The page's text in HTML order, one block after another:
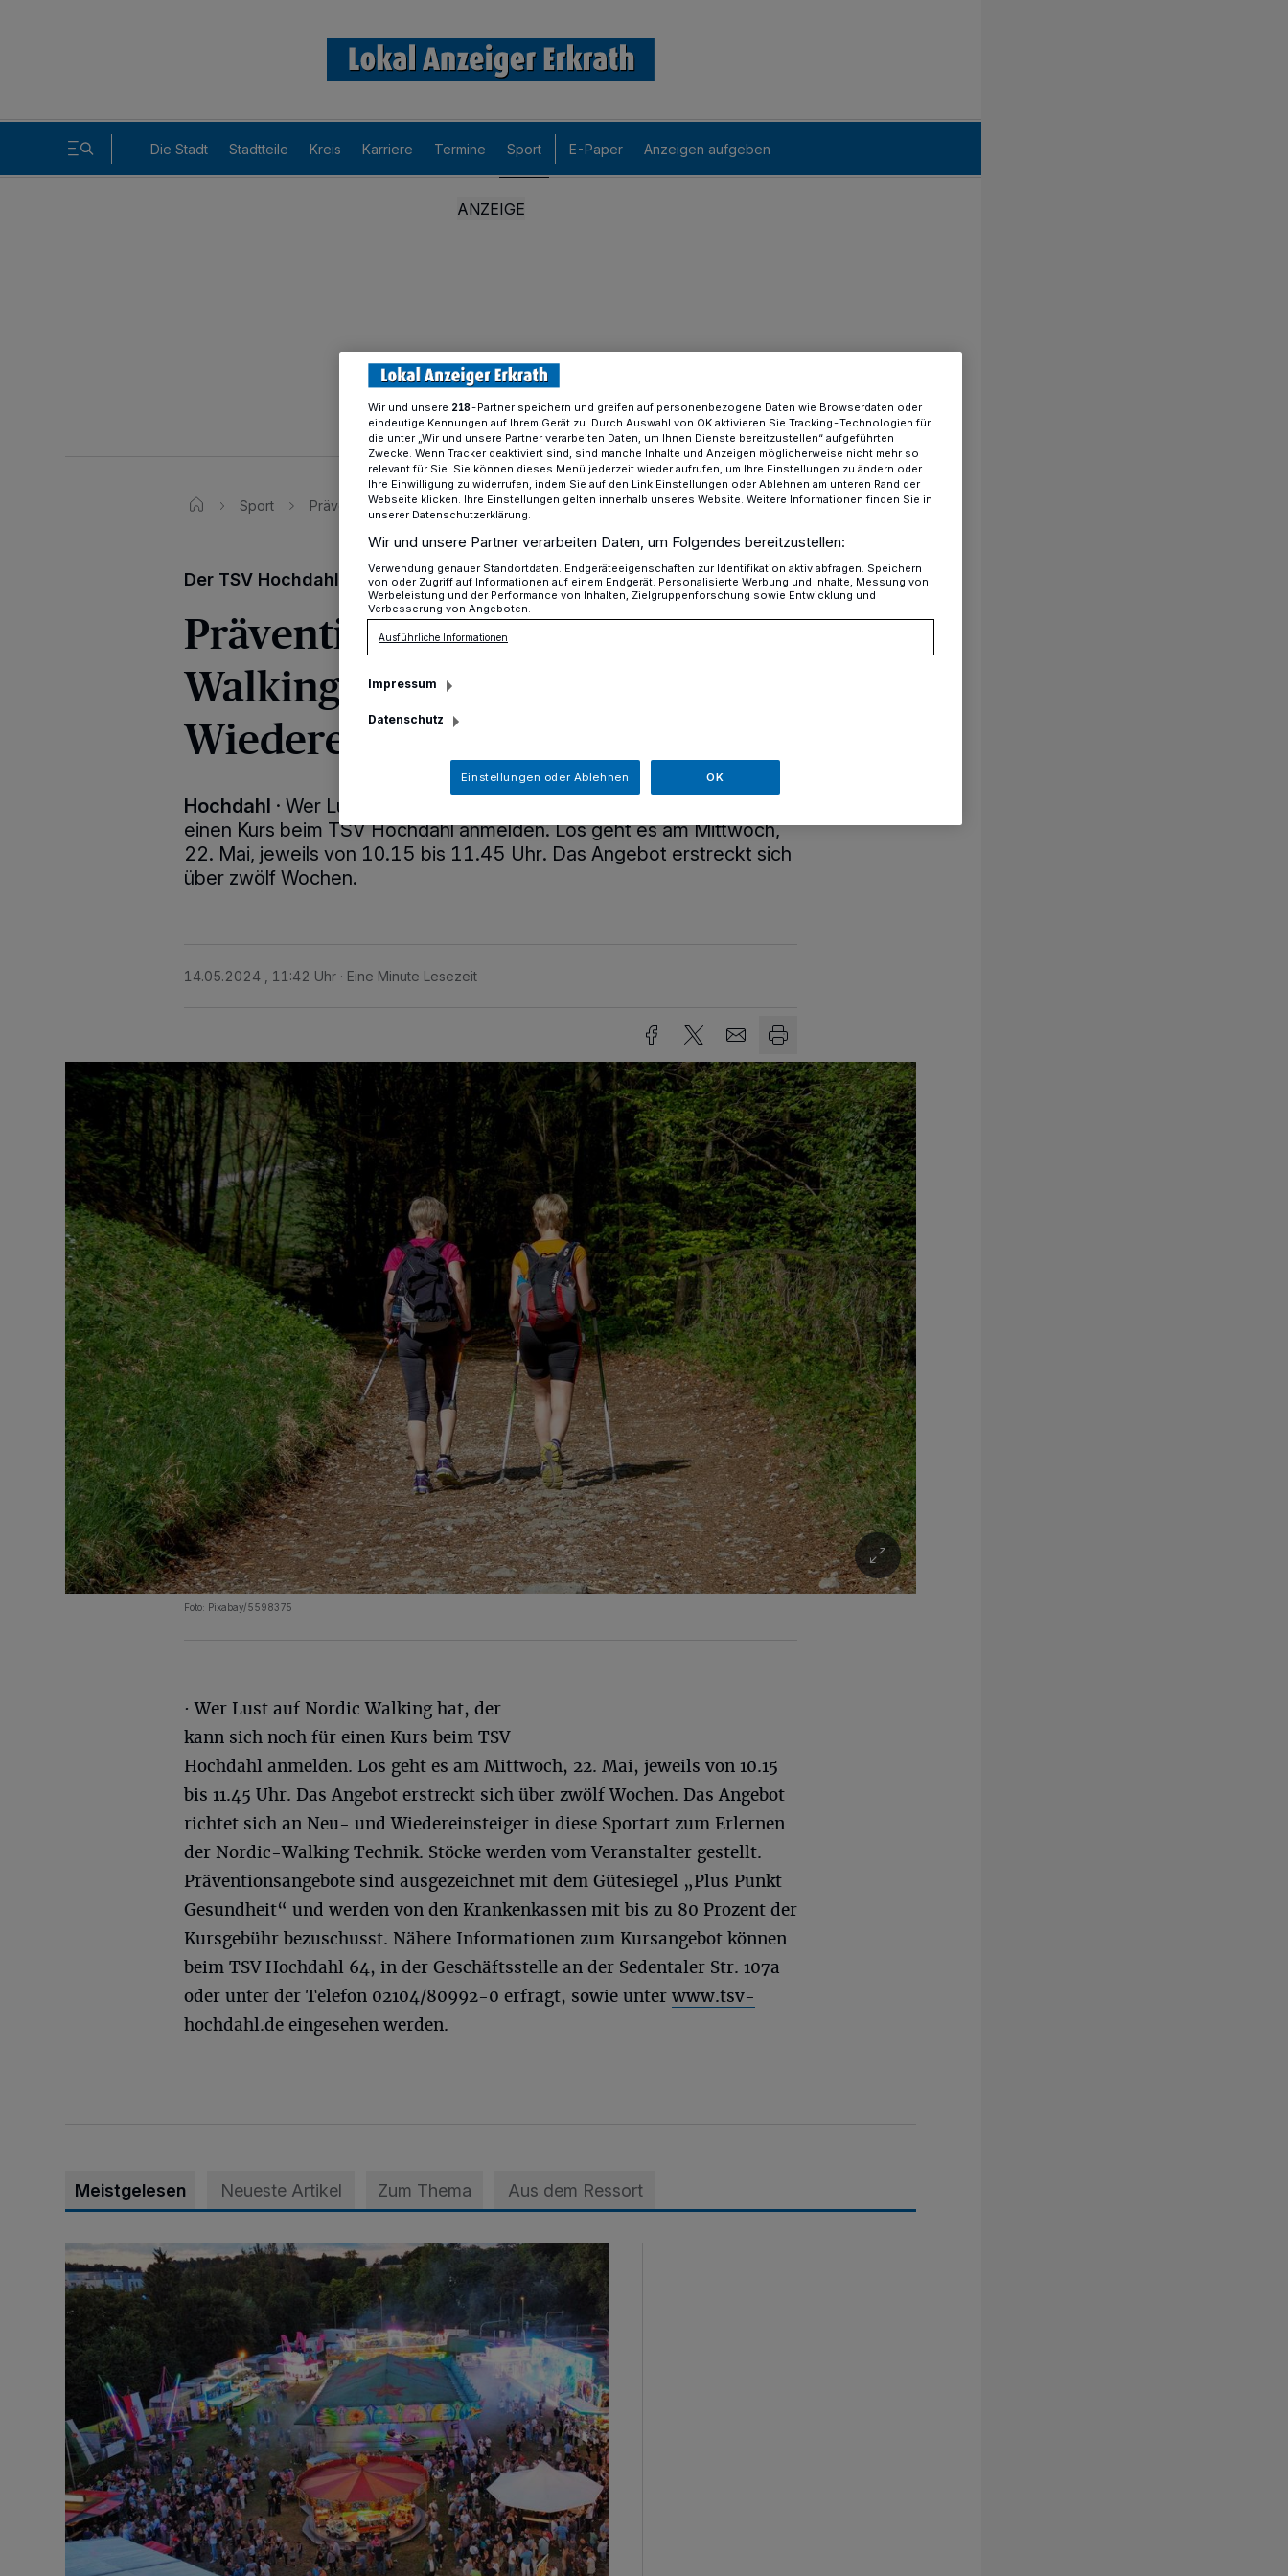
Die Stadt Stadtteile Kreis Karriere Termine Sport E-Paper Anzeigen aufgeben
Sport Präventionskurs-Nordic Walking für Einsteiger -und Wiedereinsteigerin​
Der TSV Hochdahl 64 informiert: Kursbeginn verschoben
Präventionskurs-Nordic
Walking für Einsteiger -und
Wiedereinsteigerin
Hochdahl · Wer Lust auf Nordic Walking hat, der kann sich noch für
einen Kurs beim TSV Hochdahl anmelden. Los geht es am Mittwoch,
22. Mai, jeweils von 10.15 bis 11.45 Uhr. Das Angebot erstreckt sich
über zwölf Wochen.
14.05.2024 , 11:42 Uhr Eine Minute Lesezeit
Foto: Pixabay/5598375
· Wer Lust auf Nordic Walking hat, der
kann sich noch für einen Kurs beim TSV
Hochdahl anmelden. Los geht es am Mittwoch, 22. Mai, jeweils von 10.15
bis 11.45 Uhr. Das Angebot erstreckt sich über zwölf Wochen. Das Angebot
richtet sich an Neu- und Wiedereinsteiger in diese Sportart zum Erlernen
der Nordic-Walking Technik. Stöcke werden vom Veranstalter gestellt.
Präventionsangebote sind ausgezeichnet mit dem Gütesiegel „Plus Punkt
Gesundheit“ und werden von den Krankenkassen mit bis zu 80 Prozent der
Kursgebühr bezuschusst. Nähere Informationen zum Kursangebot können
beim TSV Hochdahl 64, in der Geschäftsstelle an der Sedentaler Str. 107a
oder unter der Telefon 02104/80992-0 erfragt, sowie unter www.tsv-
hochdahl.de eingesehen werden.
Meistgelesen Neueste Artikel Zum Thema Aus dem Ressort
Vier Tage mit vollem Programm
Wir und unsere 218-Partner speichern und greifen auf personenbezogene Daten wie Browserdaten oder
eindeutige Kennungen auf Ihrem Gerät zu. Durch Auswahl von OK aktivieren Sie Tracking-Technologien für
die unter „Wir und unsere Partner verarbeiten Daten, um Ihnen Dienste bereitzustellen“ aufgeführten
Zwecke. Wenn Tracker deaktiviert sind, sind manche Inhalte und Anzeigen möglicherweise nicht mehr so
relevant für Sie. Sie können dieses Menü jederzeit wieder aufrufen, um Ihre Einstellungen zu ändern oder
Ihre Einwilligung zu widerrufen, indem Sie auf den Link Einstellungen oder Ablehnen am unteren Rand der
Webseite klicken. Ihre Einstellungen gelten innerhalb unseres Website. Weitere Informationen finden Sie in
unserer Datenschutzerklärung.
Wir und unsere Partner verarbeiten Daten, um Folgendes bereitzustellen:
Verwendung genauer Standortdaten. Endgeräteeigenschaften zur Identifikation aktiv abfragen. Speichern
von oder Zugriff auf Informationen auf einem Endgerät. Personalisierte Werbung und Inhalte, Messung von
Werbeleistung und der Performance von Inhalten, Zielgruppenforschung sowie Entwicklung und
Verbesserung von Angeboten.
Ausführliche Informationen
Impressum
Datenschutz
Einstellungen oder Ablehnen OK